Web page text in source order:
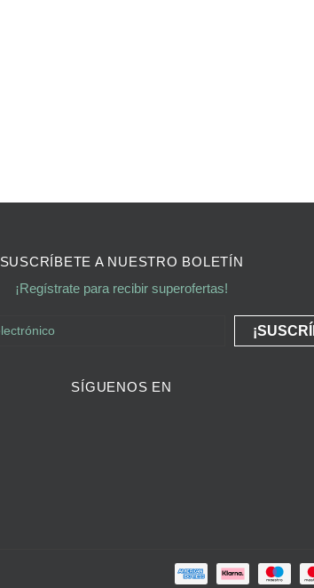
SUSCRÍBETE A NUESTRO BOLETÍN
¡Regístrate para recibir superofertas!
SÍGUENOS EN